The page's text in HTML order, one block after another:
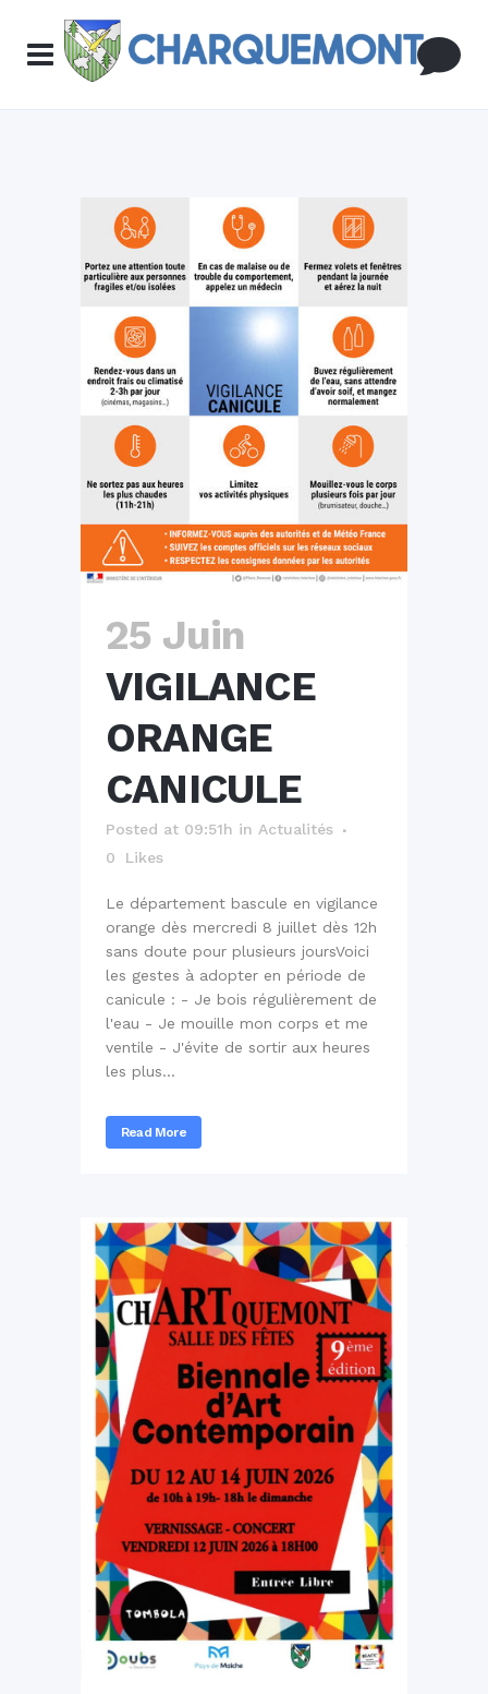
25 Juin
VIGILANCE
ORANGE
CANICULE
Posted at 09:51h in Actualités
0
Likes
Le département bascule en vigilance
orange dès mercredi 8 juillet dès 12h
sans doute pour plusieurs jours ​​​​​​​ Voici
les gestes à adopter en période de
canicule : - Je bois régulièrement de
l'eau - Je mouille mon corps et me
ventile - J'évite de sortir aux heures
les plus...
Read More